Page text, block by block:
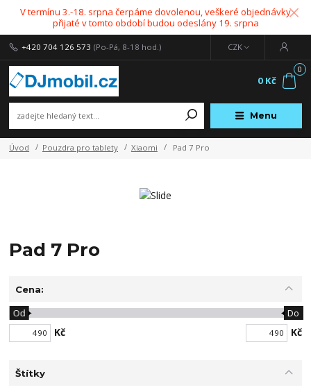
V termínu 3.-18. srpna čerpáme dovolenou, veškeré objednávky
přijaté v tomto období budou odeslány 19. srpna
Menu
CZK
+420 704 126 573 (Po-Pá, 8-18 hod.)
0
0 Kč
Úvod Pouzdra pro tablety Xiaomi Pad 7 Pro
Pad 7 Pro
Cena:
Kč
Od Do
Kč
Štítky